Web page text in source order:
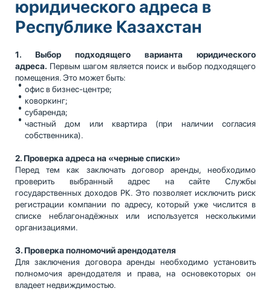
юридического адреса в
Республике Казахстан
1. Выбор подходящего варианта юридического
адреса. Первым шагом является поиск и выбор подходящего
помещения. Это может быть:
офис в бизнес-центре;
коворкинг;
субаренда;
частный дом или квартира (при наличии согласия
собственника).
2. Проверка адреса на «черные списки»
Перед тем как заключать договор аренды, необходимо
проверить выбранный адрес на сайте Службы
государственных доходов РК. Это позволяет исключить риск
регистрации компании по адресу, который уже числится в
списке неблагонадёжных или используется несколькими
организациями.
3. Проверка полномочий арендодателя
Для заключения договора аренды необходимо установить
полномочия арендодателя и права, на основекоторых он
владеет недвиждимостью.